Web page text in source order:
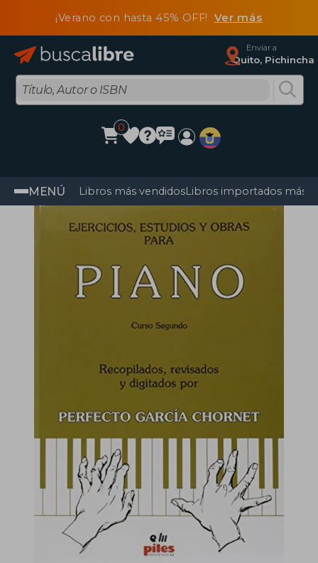
¡Verano con hasta 45% OFF! Ver más
Enviar a
Quito, Pichincha
0
MENÚ Libros más vendidosLibros importados más